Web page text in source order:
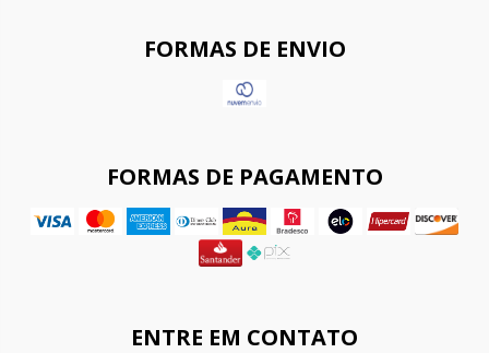
FORMAS DE ENVIO
FORMAS DE PAGAMENTO
ENTRE EM CONTATO